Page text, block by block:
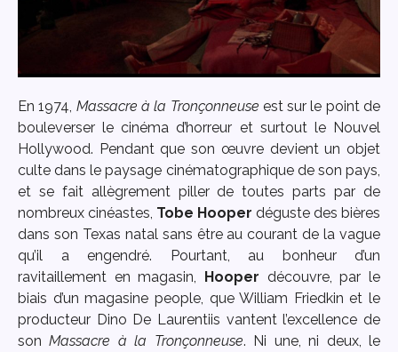
En 1974, Massacre à la Tronçonneuse est sur le point de
bouleverser le cinéma d’horreur et surtout le Nouvel
Hollywood. Pendant que son œuvre devient un objet
culte dans le paysage cinématographique de son pays,
et se fait allègrement piller de toutes parts par de
nombreux cinéastes, Tobe Hooper déguste des bières
dans son Texas natal sans être au courant de la vague
qu’il a engendré. Pourtant, au bonheur d’un
ravitaillement en magasin, Hooper découvre, par le
biais d’un magasine people, que William Friedkin et le
producteur Dino De Laurentiis vantent l’excellence de
sonMassacre à la Tronçonneuse. Ni une, ni deux, le